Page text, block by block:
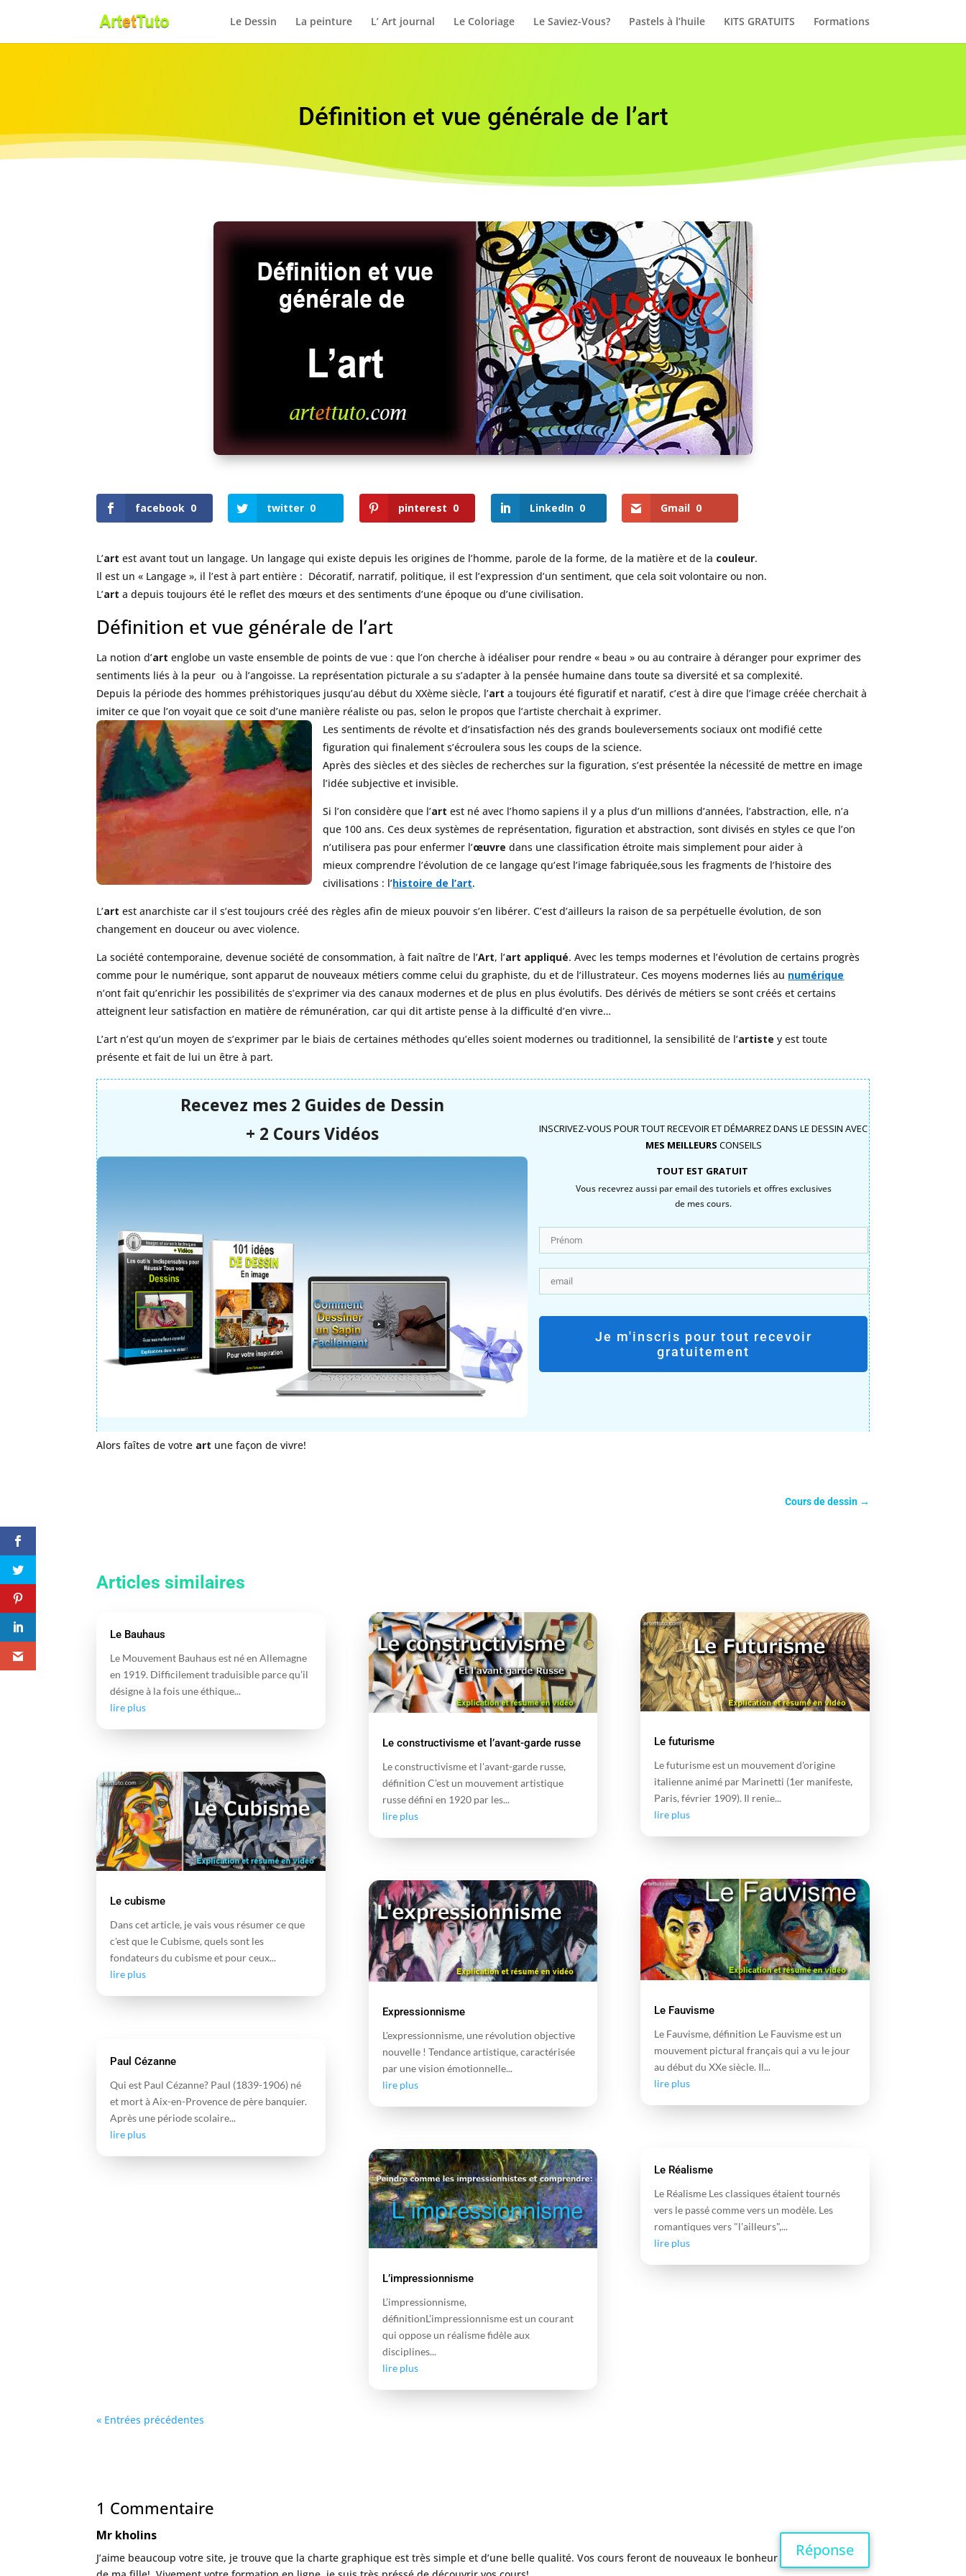
Le Dessin La peinture L’ Art journal Le Coloriage Le Saviez-Vous? Pastels à l’huile KITS GRATUITS Formations
Définition et vue générale de l’art
facebook 0 twitter 0 pinterest 0 LinkedIn 0 Gmail 0
L’art est avant tout un langage. Un langage qui existe depuis les origines de l’homme, parole de la forme, de la matière et de la couleur.
Il est un « Langage », il l’est à part entière : Décoratif, narratif, politique, il est l’expression d’un sentiment, que cela soit volontaire ou non.
L’art a depuis toujours été le reflet des mœurs et des sentiments d’une époque ou d’une civilisation.
Définition et vue générale de l’art
La notion d’art englobe un vaste ensemble de points de vue : que l’on cherche à idéaliser pour rendre « beau » ou au contraire à déranger pour exprimer des
sentiments liés à la peur ou à l’angoisse. La représentation picturale a su s’adapter à la pensée humaine dans toute sa diversité et sa complexité.
Depuis la période des hommes préhistoriques jusqu’au début du XXème siècle, l’art a toujours été figuratif et naratif, c’est à dire que l’image créée cherchait à
imiter ce que l’on voyait que ce soit d’une manière réaliste ou pas, selon le propos que l’artiste cherchait à exprimer.
Les sentiments de révolte et d’insatisfaction nés des grands bouleversements sociaux ont modifié cette
figuration qui finalement s’écroulera sous les coups de la science.
Après des siècles et des siècles de recherches sur la figuration, s’est présentée la nécessité de mettre en image
l’idée subjective et invisible.
Si l’on considère que l’art est né avec l’homo sapiens il y a plus d’un millions d’années, l’abstraction, elle, n’a
que 100 ans. Ces deux systèmes de représentation, figuration et abstraction, sont divisés en styles ce que l’on
n’utilisera pas pour enfermer l’œuvre dans une classification étroite mais simplement pour aider à
mieux comprendre l’évolution de ce langage qu’est l’image fabriquée,sous les fragments de l’histoire des
civilisations : l’histoire de l’art.
L’art est anarchiste car il s’est toujours créé des règles afin de mieux pouvoir s’en libérer. C’est d’ailleurs la raison de sa perpétuelle évolution, de son
changement en douceur ou avec violence.
La société contemporaine, devenue société de consommation, à fait naître de l’Art, l’art appliqué. Avec les temps modernes et l’évolution de certains progrès
comme pour le numérique, sont apparut de nouveaux métiers comme celui du graphiste, du et de l’illustrateur. Ces moyens modernes liés au numérique
n’ont fait qu’enrichir les possibilités de s’exprimer via des canaux modernes et de plus en plus évolutifs. Des dérivés de métiers se sont créés et certains
atteignent leur satisfaction en matière de rémunération, car qui dit artiste pense à la difficulté d’en vivre…
L’art n’est qu’un moyen de s’exprimer par le biais de certaines méthodes qu’elles soient modernes ou traditionnel, la sensibilité de l’artiste y est toute
présente et fait de lui un être à part.
Recevez mes 2 Guides de Dessin
+ 2 Cours Vidéos
INSCRIVEZ-VOUS POUR TOUT RECEVOIR ET DÉMARREZ DANS LE DESSIN AVEC
MES MEILLEURS CONSEILS
TOUT EST GRATUIT
Vous recevrez aussi par email des tutoriels et offres exclusives
de mes cours.
Je m'inscris pour tout recevoir
gratuitement
Alors faîtes de votre art une façon de vivre!
Cours de dessin→
Articles similaires
Le Bauhaus
Le Mouvement Bauhaus est né en Allemagne
en 1919. Difficilement traduisible parce qu’il
désigne à la fois une éthique...
lire plus
Le cubisme
Dans cet article, je vais vous résumer ce que
c'est que le Cubisme, quels sont les
fondateurs du cubisme et pour ceux...
lire plus
Paul Cézanne
Qui est Paul Cézanne? Paul (1839-1906) né
et mort à Aix-en-Provence de père banquier.
Après une période scolaire...
lire plus
Le constructivisme et l’avant-garde russe
Le constructivisme et l'avant-garde russe,
définition C’est un mouvement artistique
russe défini en 1920 par les...
lire plus
Expressionnisme
L'expressionnisme, une révolution objective
nouvelle ! Tendance artistique, caractérisée
par une vision émotionnelle...
lire plus
L’impressionnisme
L’impressionnisme,
définitionL’impressionnisme est un courant
qui oppose un réalisme fidèle aux
disciplines...
lire plus
Le futurisme
Le futurisme est un mouvement d'origine
italienne animé par Marinetti (1er manifeste,
Paris, février 1909). Il renie...
lire plus
Le Fauvisme
Le Fauvisme, définition Le Fauvisme est un
mouvement pictural français qui a vu le jour
au début du XXe siècle. Il...
lire plus
Le Réalisme
Le Réalisme Les classiques étaient tournés
vers le passé comme vers un modèle. Les
romantiques vers "l'ailleurs",...
lire plus
« Entrées précédentes
1 Commentaire
Mr kholins
J’aime beaucoup votre site, je trouve que la charte graphique est très simple et d’une belle qualité. Vos cours feront de nouveaux le bonheur
Réponse